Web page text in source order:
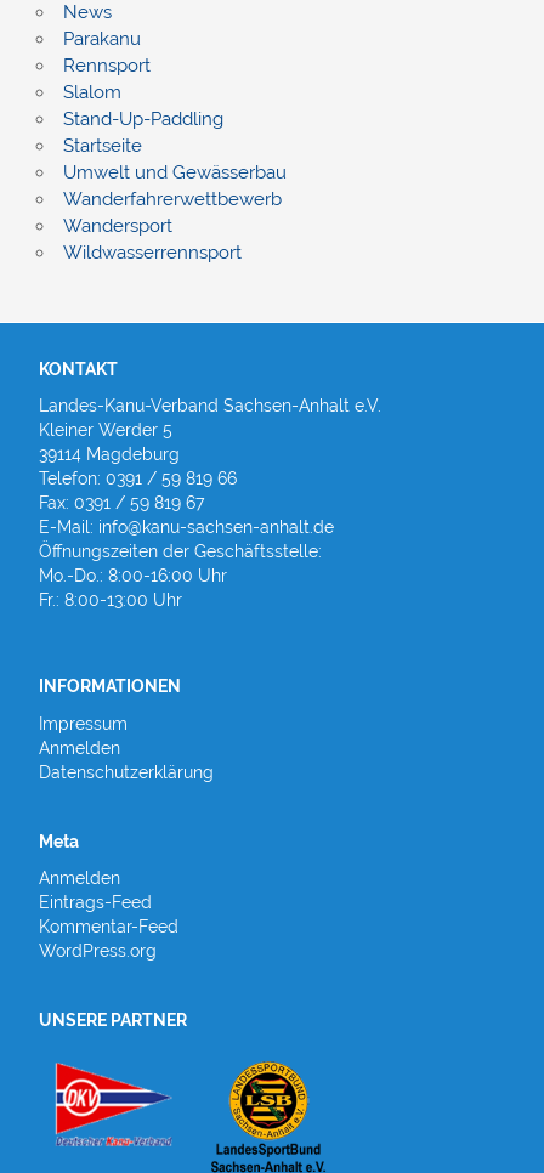
News
Parakanu
Rennsport
Slalom
Stand-Up-Paddling
Startseite
Umwelt und Gewässerbau
Wanderfahrerwettbewerb
Wandersport
Wildwasserrennsport
KONTAKT
Landes-Kanu-Verband Sachsen-Anhalt e.V.
Kleiner Werder 5
39114 Magdeburg
Telefon: 0391 / 59 819 66
Fax: 0391 / 59 819 67
E-Mail: info@kanu-sachsen-anhalt.de
Öffnungszeiten der Geschäftsstelle:
Mo.-Do.: 8:00-16:00 Uhr
Fr.: 8:00-13:00 Uhr
INFORMATIONEN
Impressum
Anmelden
Datenschutzerklärung
Meta
Anmelden
Eintrags-Feed
Kommentar-Feed
WordPress.org
UNSERE PARTNER